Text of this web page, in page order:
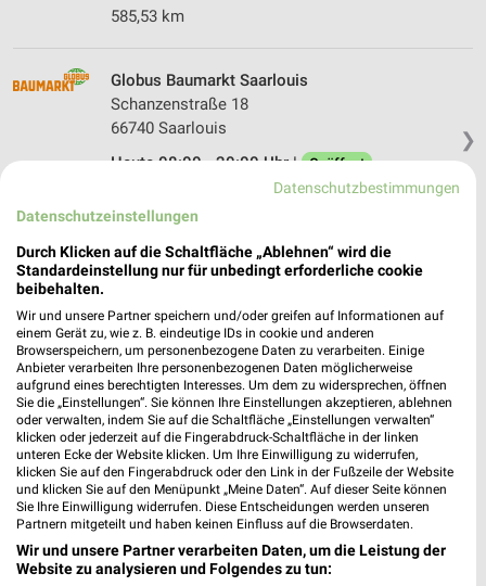
585,53 km
❯
Globus Baumarkt Saarlouis
Schanzenstraße 18
66740 Saarlouis
Heute 08:00 - 20:00 Uhr | Geöffnet
HKL Center Trier Schweich
54338 Schweich
Heute 07:00 - 17:00 Uhr | Geschlossen
551,99 km • Angebote: 1 Prospekt
Globus Baumarkt Heusweiler
Am Bahnhof 13
66265 Heusweiler
Heute 08:00 - 20:00 Uhr | Geöffnet
575,29 km
Datenschutzbestimmungen
Datenschutzeinstellungen
Durch Klicken auf die Schaltfläche „Ablehnen“ wird die
Standardeinstellung nur für unbedingt erforderliche cookie
beibehalten.
Wir und unsere Partner speichern und/oder greifen auf Informationen auf
einem Gerät zu, wie z. B. eindeutige IDs in cookie und anderen
Browserspeichern, um personenbezogene Daten zu verarbeiten. Einige
Anbieter verarbeiten Ihre personenbezogenen Daten möglicherweise
aufgrund eines berechtigten Interesses. Um dem zu widersprechen, öffnen
Sie die „Einstellungen“. Sie können Ihre Einstellungen akzeptieren, ablehnen
oder verwalten, indem Sie auf die Schaltfläche „Einstellungen verwalten“
klicken oder jederzeit auf die Fingerabdruck-Schaltfläche in der linken
unteren Ecke der Website klicken. Um Ihre Einwilligung zu widerrufen,
klicken Sie auf den Fingerabdruck oder den Link in der Fußzeile der Website
und klicken Sie auf den Menüpunkt „Meine Daten“. Auf dieser Seite können
Sie Ihre Einwilligung widerrufen. Diese Entscheidungen werden unseren
Partnern mitgeteilt und haben keinen Einfluss auf die Browserdaten.
Wir und unsere Partner verarbeiten Daten, um die Leistung der
Website zu analysieren und Folgendes zu tun: